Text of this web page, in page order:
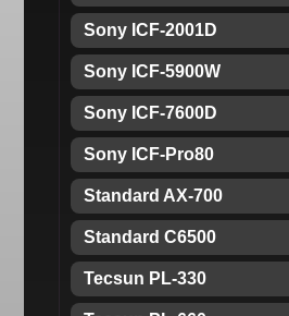
Sony ICF-2001D
Sony ICF-5900W
Sony ICF-7600D
Sony ICF-Pro80
Standard AX-700
Standard C6500
Tecsun PL-330